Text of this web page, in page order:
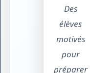
Des
élèves
motivés
pour
préparer